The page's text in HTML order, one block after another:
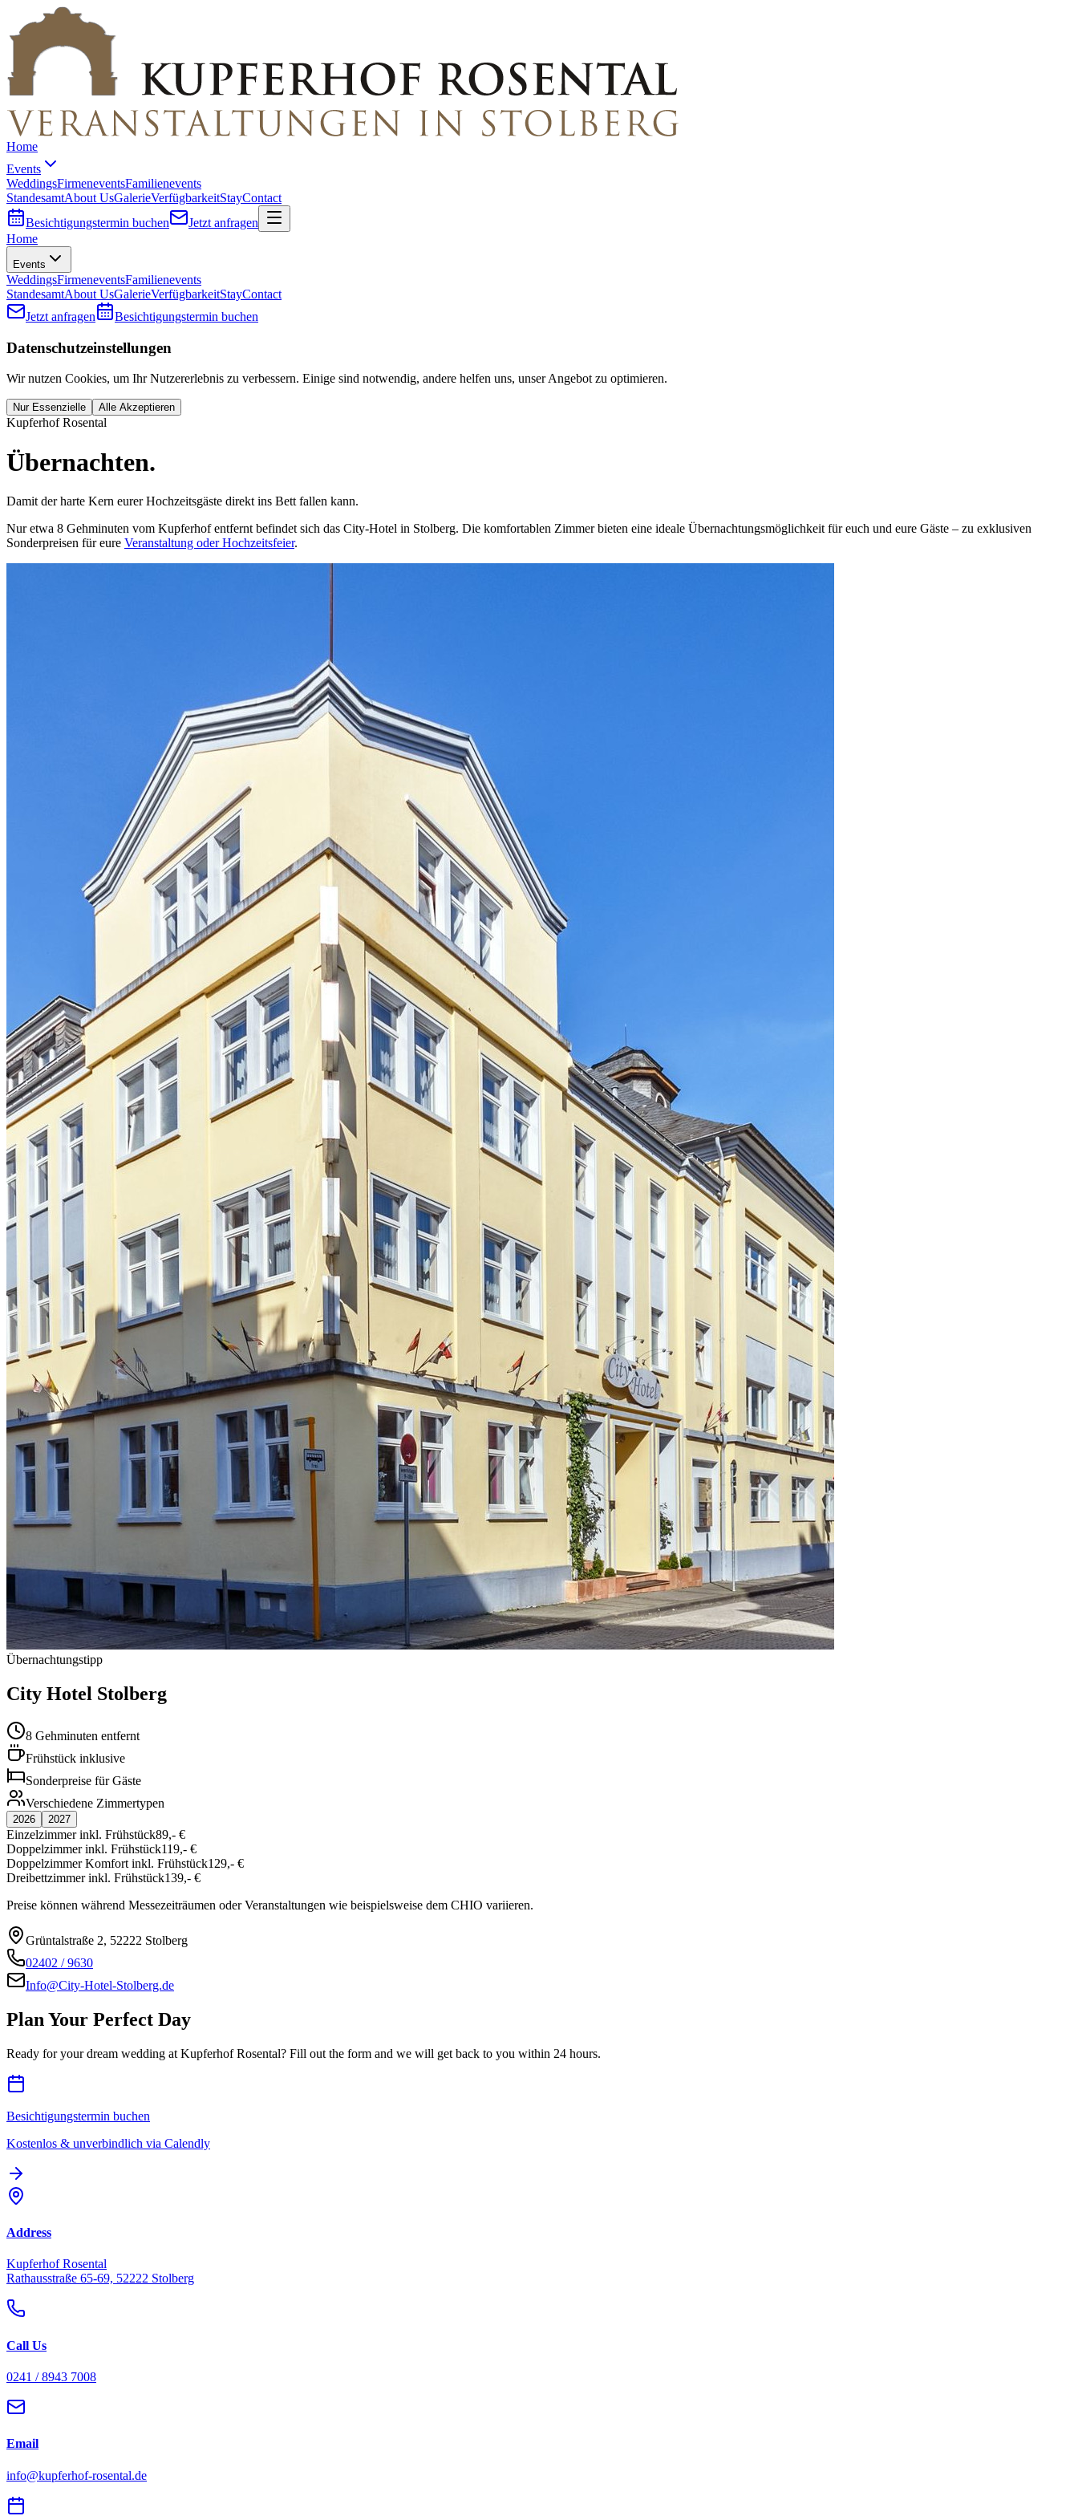
Home
Events
WeddingsFirmeneventsFamilienevents
StandesamtAbout UsGalerieVerfügbarkeitStayContact
Besichtigungstermin buchen
Jetzt anfragen
Home
Events
WeddingsFirmeneventsFamilienevents
StandesamtAbout UsGalerieVerfügbarkeitStayContact
Jetzt anfragen
Besichtigungstermin buchen
Datenschutzeinstellungen
Wir nutzen Cookies, um Ihr Nutzererlebnis zu verbessern. Einige sind notwendig, andere helfen uns, unser Angebot zu optimieren.
Nur Essenzielle Alle Akzeptieren
Kupferhof Rosental
Übernachten.
Damit der harte Kern eurer Hochzeitsgäste direkt ins Bett fallen kann.
Nur etwa 8 Gehminuten vom Kupferhof entfernt befindet sich das City-Hotel in Stolberg. Die komfortablen Zimmer bieten eine ideale Übernachtungsmöglichkeit für euch und eure Gäste – zu exklusiven
Sonderpreisen für eure Veranstaltung oder Hochzeitsfeier.
Übernachtungstipp
City Hotel Stolberg
8 Gehminuten entfernt
Frühstück inklusive
Sonderpreise für Gäste
Verschiedene Zimmertypen
2026 2027
Einzelzimmer inkl. Frühstück89,- €
Doppelzimmer inkl. Frühstück119,- €
Doppelzimmer Komfort inkl. Frühstück129,- €
Dreibettzimmer inkl. Frühstück139,- €
Preise können während Messezeiträumen oder Veranstaltungen wie beispielsweise dem CHIO variieren.
Grüntalstraße 2, 52222 Stolberg
02402 / 9630
Info@City-Hotel-Stolberg.de
Plan Your Perfect Day
Ready for your dream wedding at Kupferhof Rosental? Fill out the form and we will get back to you within 24 hours.
Besichtigungstermin buchen
Kostenlos & unverbindlich via Calendly
Address
Kupferhof Rosental
Rathausstraße 65-69, 52222 Stolberg
Call Us
0241 / 8943 7008
Email
info@kupferhof-rosental.de